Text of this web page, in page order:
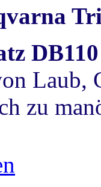
Laub,
zu